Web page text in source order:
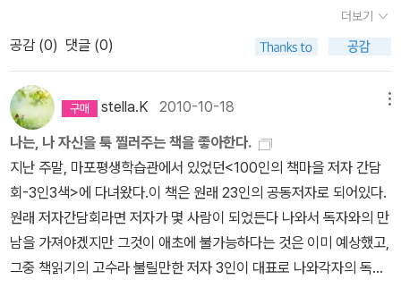
생선가게에서 생선을 담던 스티로폼, 과일가게에서 과일을 담던 궤
짝, 깨진 양동이, 심지어는 타이어까지 화분 노릇을 했답니다. 할머니
늘, 상추 등을 길러 입을 즐겁게 해 주셨고, 봉선화, 나팔꽃, 박꽃, 채
송화, 사루비아 등을 길러 눈을 즐겁게 해 주셨답니다. 각박한 세상을
살면서 그나마 인간적인 면이 남아있다면 아마도 그 시절의 추억이
그것을 놓아주지 않았기 때문일 것입니다. 그런데 이 글을 쓰고 있던
중에 먼 곳으로 이사를 하게 될 일이 생겼습니다. 이사를 가기 며칠 전
동네를 걷다가 이런 생각을 해 보았습니다. 30년 가까이 살아온 동네
를 떠난다는 것이 여간 마음 아픈 것이 아니지요. 불쑥 동네를 걸어 보
고 싶었습니다. 마지막일지도 모른다는 생각에 더욱 간절한 걸음이었
집 어느 시렁에 묻혔겠구나 하고 쉽게 어림할 만하거든요.” ㅅㄴㄹ
에서 나는 식재료에 관한 글.그 어느책도 읽히지 않는다.그냥 가만히
누워서 멍때리기를 하기 일쑤...이 와중에 이사를 하게 되어 우리집 책
장의 책들을 과감히 정리하게 되었다.대학때 봤던 철학책,소설책,사
회과학책,여성에 관한 책들은 과감히 버리고,다시는 읽지 않을 것 같
은 추리소설이나 기타등등의 책들을 지인에게 주고..이 과정에서 내
책꽂이에 있었으나 한동안 들춰보지 않았던 책들을 들춰보면서내 마
음에 들어오게 된 책들이 있다.윤구병 선생님의 <잡초는 없다>허병
섭,이정진 선생님의 <넘치는 생명세상 이야기>박이문 선생님의 산문
집 <길>어쩜, 마흔을 넘는 고개가 이리 가파른 것은 나로 하여금되돌
아 보고, 추스려보고, 생각해보라는 의미인지도 모른다.무언가 내 마
음이,내 사고가, 내 행동이 삐딱선을 타고 있었는지도..그래서...이번
더보기
공감 (0) 댓글 (0)
stella.K 2010-10-18
나는, 나 자신을 툭 찔러주는 책을 좋아한다.
지난 주말, 마포평생학습관에서 있었던<100인의 책마을 저자 간담
회-3인3색>에 다녀왔다.이 책은 원래 23인의 공동저자로 되어있다.
원래 저자간담회라면 저자가 몇 사람이 되었든다 나와서 독자와의 만
남을 가져야겠지만 그것이 애초에 불가능하다는 것은 이미 예상했고,
그중 책읽기의 고수라 불릴만한 저자 3인이 대표로 나와각자의 독서